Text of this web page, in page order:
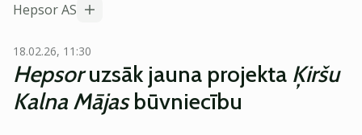
Hepsor AS
18.02.26, 11:30
Hepsoruzsāk jauna projekta Ķiršu
Kalna Mājasbūvniecību